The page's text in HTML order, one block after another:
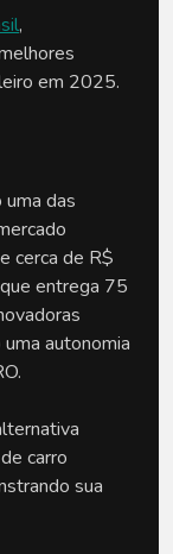
,
em 2025.
das
cerca de R$
entrega 75
autonomia
carro
sua